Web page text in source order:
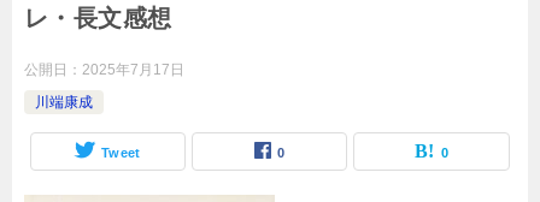
レ・長文感想
公開日： 2025年7月17日
川端康成
Tweet 0 0